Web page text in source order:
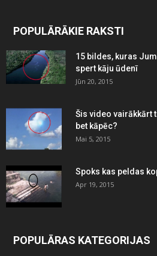
POPULĀRĀKIE RAKSTI
15 bildes, kuras
spert kāju ūdenī
Jūn 20, 2015
Šis video vairākkārt
bet kāpēc?
Mai 5, 2015
Spoks kas peldas
Apr 19, 2015
POPULĀRAS KATEGORIJAS